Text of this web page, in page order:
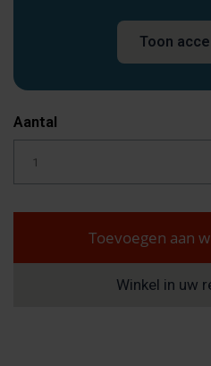
Toon
Aantal
Toevoegen aan
Winkel in uw